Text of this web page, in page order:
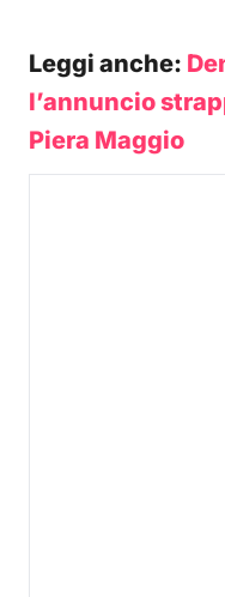
Leggi anche:
l’annuncio
Piera Maggio